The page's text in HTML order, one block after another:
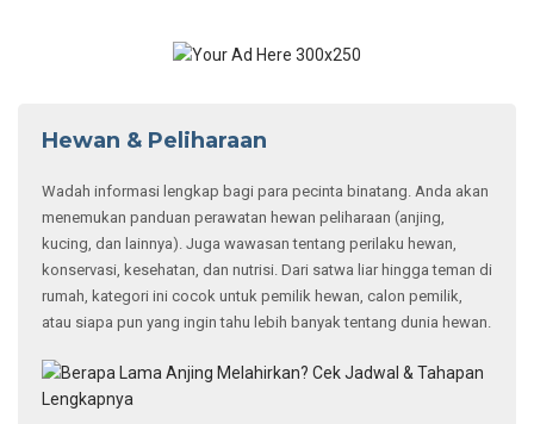
Hewan & Peliharaan
Wadah informasi lengkap bagi para pecinta binatang. Anda akan
menemukan panduan perawatan hewan peliharaan (anjing,
kucing, dan lainnya). Juga wawasan tentang perilaku hewan,
konservasi, kesehatan, dan nutrisi. Dari satwa liar hingga teman di
rumah, kategori ini cocok untuk pemilik hewan, calon pemilik,
atau siapa pun yang ingin tahu lebih banyak tentang dunia hewan.